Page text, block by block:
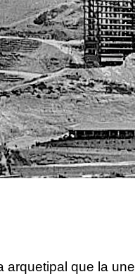
arquetipal que la une